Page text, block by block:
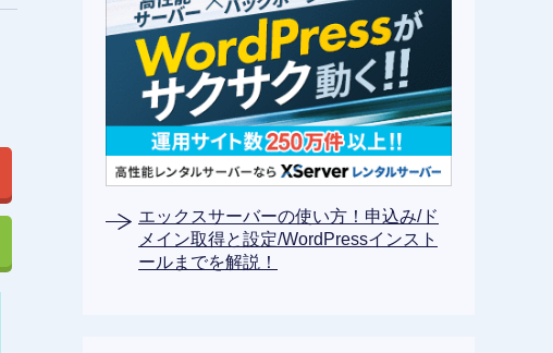
エックスサーバーの使い方！申込み/ド
メイン取得と設定/WordPressインスト
ールまでを解説！